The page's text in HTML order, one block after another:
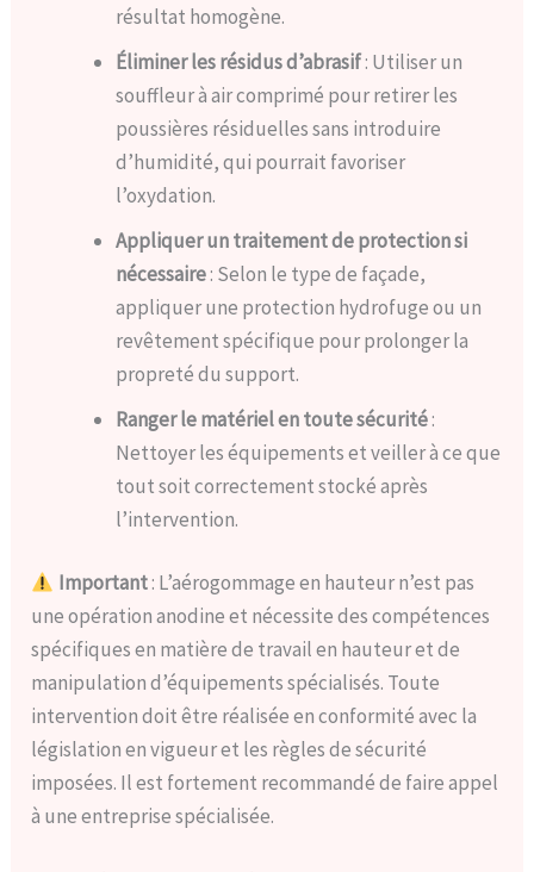
résultat homogène.
Éliminer les résidus d’abrasif: Utiliser un
souffleur à air comprimé pour retirer les
poussières résiduelles sans introduire
d’humidité, qui pourrait favoriser
l’oxydation.
Appliquer un traitement de protection si
nécessaire: Selon le type de façade,
appliquer une protection hydrofuge ou un
revêtement spécifique pour prolonger la
propreté du support.
Ranger le matériel en toute sécurité:
Nettoyer les équipements et veiller à ce que
tout soit correctement stocké après
l’intervention.
Important: L’aérogommage en hauteur n’est pas
une opération anodine et nécessite des compétences
spécifiques en matière de travail en hauteur et de
manipulation d’équipements spécialisés. Toute
intervention doit être réalisée en conformité avec la
législation en vigueur et les règles de sécurité
imposées. Il est fortement recommandé de faire appel
à une entreprise spécialisée.